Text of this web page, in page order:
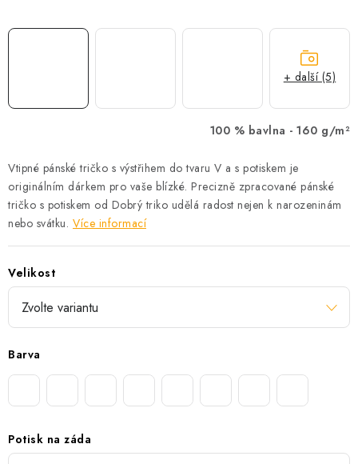
100 % bavlna - 160 g/m²
Vtipné pánské tričko s výstřihem do tvaru V a s potiskem je
originálním dárkem pro vaše blízké. Precizně zpracované pánské
tričko s potiskem od Dobrý triko udělá radost nejen k narozeninám
nebo svátku. Více informací
Velikost
Barva
Potisk na záda
+ další (5)